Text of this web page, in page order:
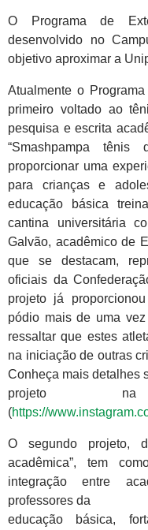
O Programa de
desenvolvido no
objetivo aproximar a
Atualmente o
primeiro voltado ao
pesquisa e escrita
“Smashpampa
proporcionar uma
para crianças e
educação básica
cantina universitária
Galvão, acadêmico de
que se destacam,
oficiais da
projeto já
pódio mais de uma
ressaltar que estes
na iniciação de outras
Conheça mais detalhes
projeto
(https://
O segundo projeto,
acadêmica”, tem
integração entre
professores da
educação básica,